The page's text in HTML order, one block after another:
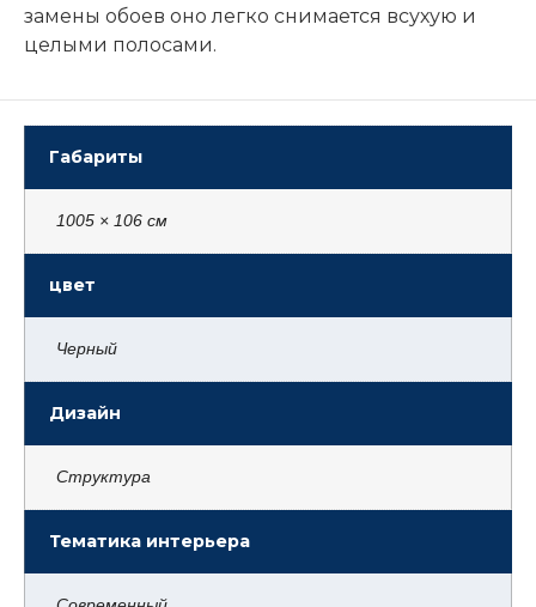
замены обоев оно легко снимается всухую и
целыми полосами.
Габариты
1005 × 106 см
цвет
Черный
Дизайн
Структура
Тематика интерьера